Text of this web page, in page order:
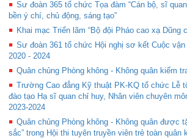
Sư đoàn 365 tổ chức Tọa đàm “Cán bộ, sĩ
bền ý chí, chủ động, sáng tạo”
Khai mạc Triển lãm “Bộ đội Pháo cao xạ Dũng
Sư đoàn 361 tổ chức Hội nghị sơ kết Cuộc vận
2020 - 2024
Quân chủng Phòng không - Không quân kiểm
Trường Cao đẳng Kỹ thuật PK-KQ tổ chức Lễ
đào tạo Hạ sĩ quan chỉ huy, Nhân viên chuyên
2023-2024
Quân chủng Phòng không - Không quân được
sắc” trong Hội thi tuyên truyền viên trẻ toàn quân